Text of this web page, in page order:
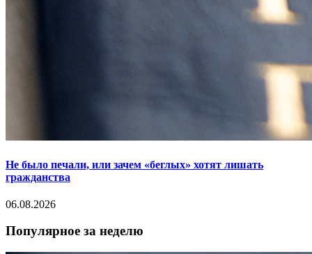
Не было печали, или зачем «беглых» хотят лишать
гражданства
06.08.2026
Популярное за неделю